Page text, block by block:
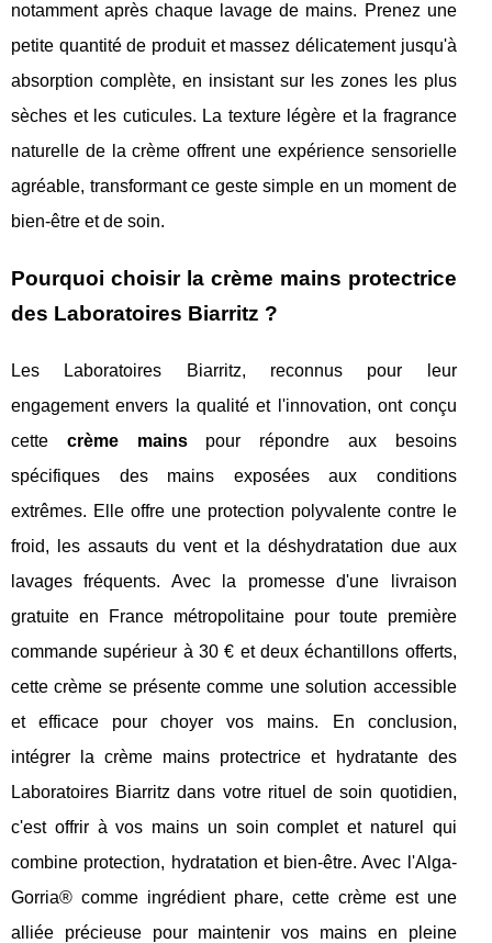
notamment après chaque lavage de mains. Prenez une
petite quantité de produit et massez délicatement jusqu'à
absorption complète, en insistant sur les zones les plus
sèches et les cuticules. La texture légère et la fragrance
naturelle de la crème offrent une expérience sensorielle
agréable, transformant ce geste simple en un moment de
bien-être et de soin.
Pourquoi choisir la crème mains protectrice
des Laboratoires Biarritz ?
Les Laboratoires Biarritz, reconnus pour leur
engagement envers la qualité et l'innovation, ont conçu
cette crème mainspour répondre aux besoins
spécifiques des mains exposées aux conditions
extrêmes. Elle offre une protection polyvalente contre le
froid, les assauts du vent et la déshydratation due aux
lavages fréquents. Avec la promesse d'une livraison
gratuite en France métropolitaine pour toute première
commande supérieur à 30 € et deux échantillons offerts,
cette crème se présente comme une solution accessible
et efficace pour choyer vos mains. En conclusion,
intégrer la crème mains protectrice et hydratante des
Laboratoires Biarritz dans votre rituel de soin quotidien,
c'est offrir à vos mains un soin complet et naturel qui
combine protection, hydratation et bien-être. Avec l'Alga-
Gorria® comme ingrédient phare, cette crème est une
alliée précieuse pour maintenir vos mains en pleine